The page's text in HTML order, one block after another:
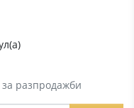
разпродажби